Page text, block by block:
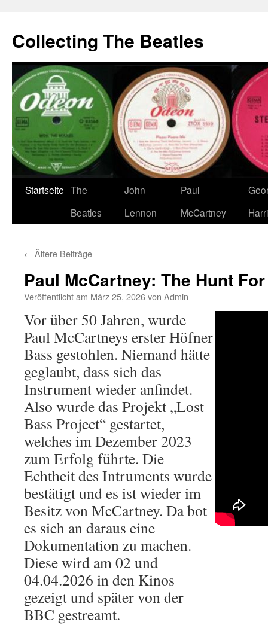
springen
Collecting The Beatles
Startseite The
Beatles
John
Lennon
Paul
McCartney
← Ältere Beiträge
Paul McCartney: The Hunt
Veröffentlicht am März 25, 2026von Admin
Vor über 50 Jahren, wurde
Paul McCartneys erster Höfner
Bass gestohlen. Niemand hätte
geglaubt, dass sich das
Instrument wieder anfindet.
Also wurde das Projekt „Lost
Bass Project“ gestartet,
welches im Dezember 2023
zum Erfolg führte. Die
Echtheit des Intruments wurde
bestätigt und es ist wieder im
Besitz von McCartney. Da bot
es sich an daraus eine
Dokumentation zu machen.
Diese wird am 02 und
04.04.2026 in den Kinos
gezeigt und später von der
BBC gestreamt.